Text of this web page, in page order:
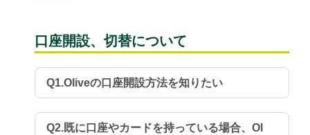
口座開設、切替について
Q1.Oliveの口座開設方法を知りたい
Q2.既に口座やカードを持っている場合、Ol